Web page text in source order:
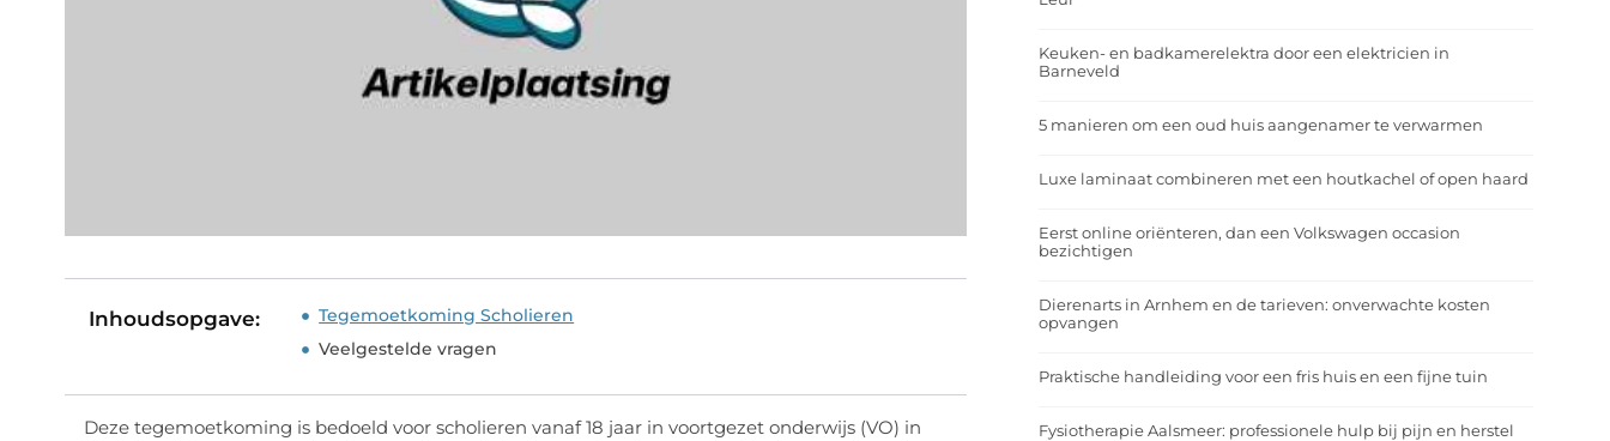
Inhoudsopgave:
Tegemoetkoming Scholieren
Veelgestelde vragen
Deze tegemoetkoming is bedoeld voor scholieren vanaf 18 jaar in voortgezet onderwijs (VO) in
Keuken- en badkamerelektra door een elektricien in
Barneveld
5 manieren om een oud huis aangenamer te verwarmen
Luxe laminaat combineren met een houtkachel of open haard
Eerst online oriënteren, dan een Volkswagen occasion
bezichtigen
Dierenarts in Arnhem en de tarieven: onverwachte kosten
opvangen
Praktische handleiding voor een fris huis en een fijne tuin
Fysiotherapie Aalsmeer: professionele hulp bij pijn en herstel